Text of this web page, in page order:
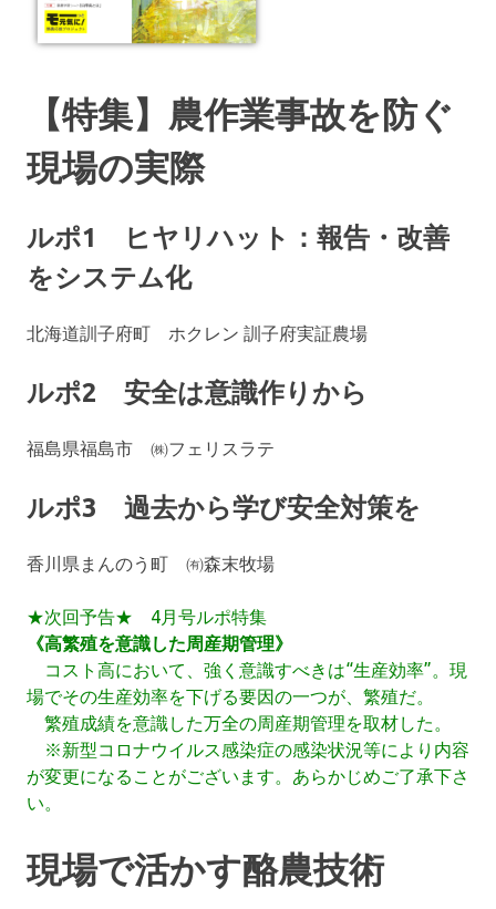
【特集】農作業事故を防ぐ
現場の実際
ルポ1 ヒヤリハット：報告・改善
をシステム化
北海道訓子府町 ホクレン 訓子府実証農場
ルポ2 安全は意識作りから
福島県福島市 ㈱フェリスラテ
ルポ3 過去から学び安全対策を
香川県まんのう町 ㈲森末牧場
★次回予告★ 4月号ルポ特集
《高繁殖を意識した周産期管理》
コスト高において、強く意識すべきは“生産効率”。現
場でその生産効率を下げる要因の一つが、繁殖だ。
繁殖成績を意識した万全の周産期管理を取材した。
※新型コロナウイルス感染症の感染状況等により内容
が変更になることがございます。あらかじめご了承下さ
い。
現場で活かす酪農技術